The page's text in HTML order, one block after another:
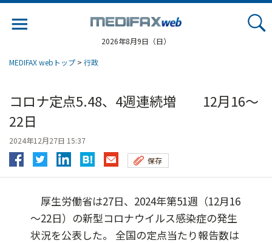
2026年8月9日（日）
MEDIFAX webトップ > 行政
コロナ定点5.48、4週連続増 12月16～
22日
2024年12月27日 15:37
保存
厚生労働省は27日、2024年第51週（12月16
～22日）の新型コロナウイルス感染症の発生
状況を公表した。 全国の定点当たり報告数は